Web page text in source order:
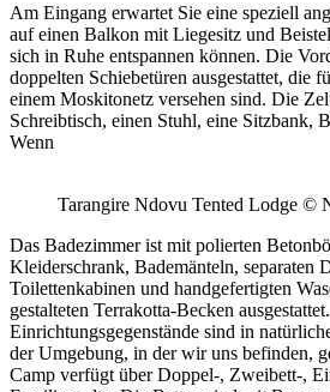
Am Eingang erwartet Sie eine speziell
auf einen Balkon mit Liegesitz und
sich in Ruhe entspannen können. Die
doppelten Schiebetüren ausgestattet, die
einem Moskitonetz versehen sind. Die
Schreibtisch, einen Stuhl, eine Sitzbank,
Wenn
Tarangire Ndovu Tented Lodge ©
Das Badezimmer ist mit polierten
Kleiderschrank, Bademänteln, separaten
Toilettenkabinen und handgefertigten
gestalteten Terrakotta-Becken
Einrichtungsgegenstände sind in
der Umgebung, in der wir uns befinden,
Camp verfügt über Doppel-, Zweibett-,